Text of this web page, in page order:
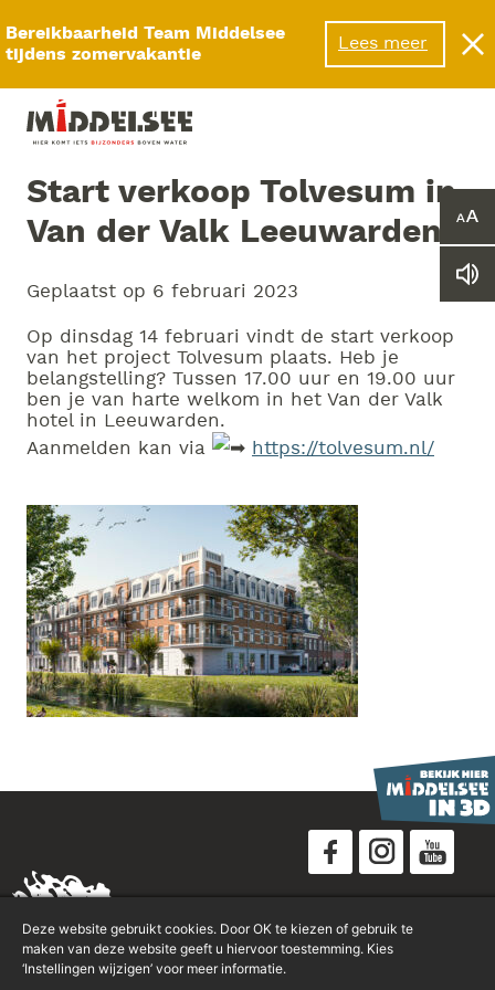
Bereikbaarheid Team Middelsee
tijdens zomervakantie
Lees meer
Menu
of
Start verkoop Tolvesum in
Van der Valk Leeuwarden
Geplaatst op 6 februari 2023
Op dinsdag 14 februari vindt de start verkoop
van het project Tolvesum plaats. Heb je
belangstelling? Tussen 17.00 uur en 19.00 uur
ben je van harte welkom in het Van der Valk
hotel in Leeuwarden.
Aanmelden kan via
https://tolvesum.nl/
Privacyverklaring
Deze website gebruikt cookies. Door OK te kiezen of gebruik te
maken van deze website geeft u hiervoor toestemming. Kies
‘Instellingen wijzigen’ voor meer informatie.